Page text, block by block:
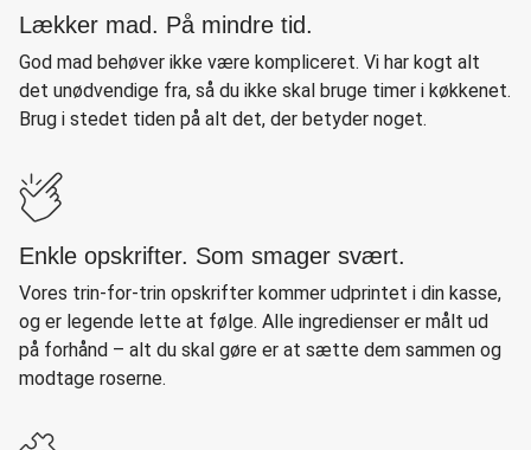
Lækker mad. På mindre tid.
God mad behøver ikke være kompliceret. Vi har kogt alt
det unødvendige fra, så du ikke skal bruge timer i køkkenet.
Brug i stedet tiden på alt det, der betyder noget.
Enkle opskrifter. Som smager svært.
Vores trin-for-trin opskrifter kommer udprintet i din kasse,
og er legende lette at følge. Alle ingredienser er målt ud
på forhånd – alt du skal gøre er at sætte dem sammen og
modtage roserne.